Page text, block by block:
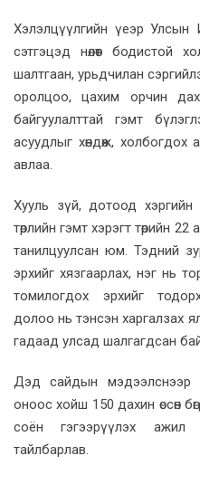
Хэлэлцүүлгийн үеэр
сэтгэцэд нөлөөт бодистой
шалтгаан, урьдчилан
оролцоо, цахим орчин
байгуулалттай гэмт
асуудлыг хөндөж, холбогдох
авлаа.
Хууль зүй, дотоод
төрлийн гэмт хэрэгт төрийн
танилцуулсан юм. Тэдний
эрхийг хязгаарлах, нэг нь
томилогдох эрхийг
долоо нь тэнсэн харгалзах
гадаад улсад шалгагдсан
Дэд сайдын мэдээлснээр
оноос хойш 150 дахин өссөн
соён гэгээрүүлэх ажил
тайлбарлав.